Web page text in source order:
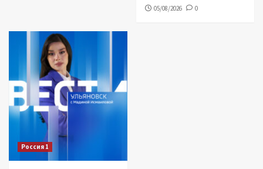
05/08/2026 0
Россия 1